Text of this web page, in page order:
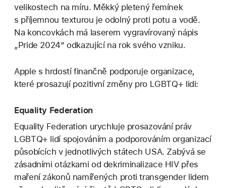
velikostech na míru. Měkký pletený řemínek
s příjemnou texturou je odolný proti potu a vodě.
Na koncovkách má laserem vygravírovaný nápis
„Pride 2024“ odkazující na rok svého vzniku.
Apple s hrdostí finančně podporuje organizace,
které prosazují pozitivní změny pro LGBTQ+ lidi:
Equality Federation
Equality Federation urychluje prosazování práv
LGBTQ+ lidí spojováním a podporováním organizací
působících v jednotlivých státech USA. Zabývá se
zásadními otázkami od dekriminalizace HIV přes
maření zákonů namířených proti transgender lidem